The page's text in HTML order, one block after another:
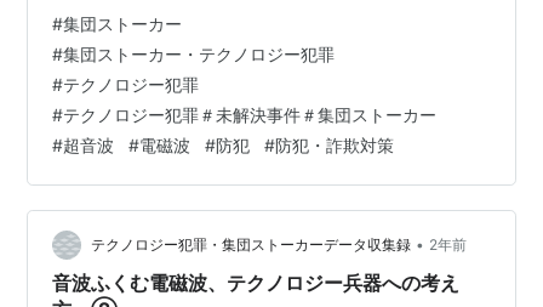
も、スマホが痛むことを考えるとそれ専用機を購入する
のがベスト。 ５０００円から上はかなり高価なものまで
様々ある中から選ぶと良い。安価でも基本的な測定はで
きる場合がある）単位は電界は V/m （ボルト毎メート
ル） 磁界は μT （マイクロテスラ）※他の位の単位もある
が、このくらいの単位でも測…
#集団ストーカー
#集団ストーカー・テクノロジー犯罪
#テクノロジー犯罪
#テクノロジー犯罪＃未解決事件＃集団ストーカー
#超音波 #電磁波 #防犯 #防犯・詐欺対策
テクノロジー犯罪・集団ストーカーデータ収集録 • 2年前
音波ふくむ電磁波、テクノロジー兵器への考え